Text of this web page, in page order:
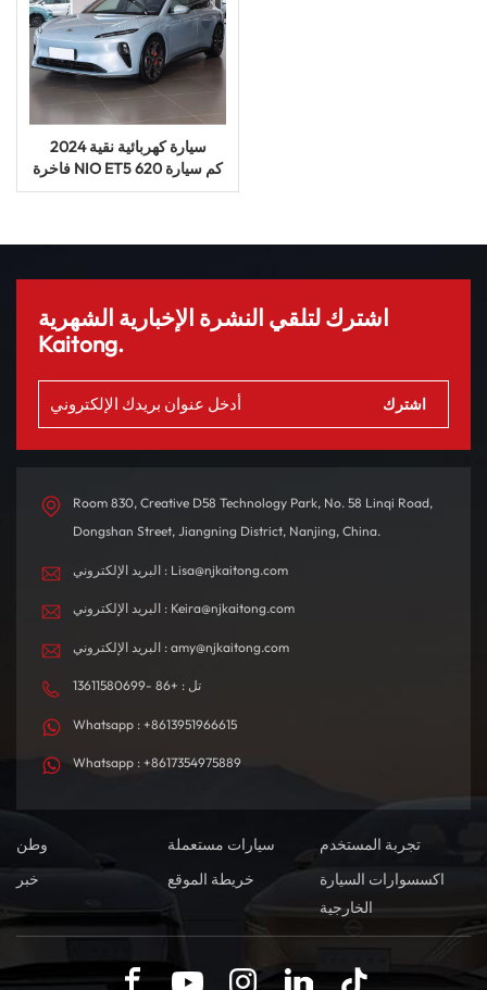
2024 سيارة كهربائية نقية
فاخرة NIO ET5 620 كم سيارة
طاقة جديدة سيارة UV
اشترك لتلقي النشرة الإخبارية الشهرية
Kaitong.
Room 830, Creative D58 Technology Park, No. 58 Linqi Road,
Dongshan Street, Jiangning District, Nanjing, China.
البريد الإلكتروني : Lisa@njkaitong.com
البريد الإلكتروني : Keira@njkaitong.com
البريد الإلكتروني : amy@njkaitong.com
تل : +86 -13611580699
Whatsapp : +8613951966615
Whatsapp : +8617354975889
وطن سيارات مستعملة
تجربة المستخدم
خبر
خريطة الموقع
اكسسوارات السيارة
الخارجية